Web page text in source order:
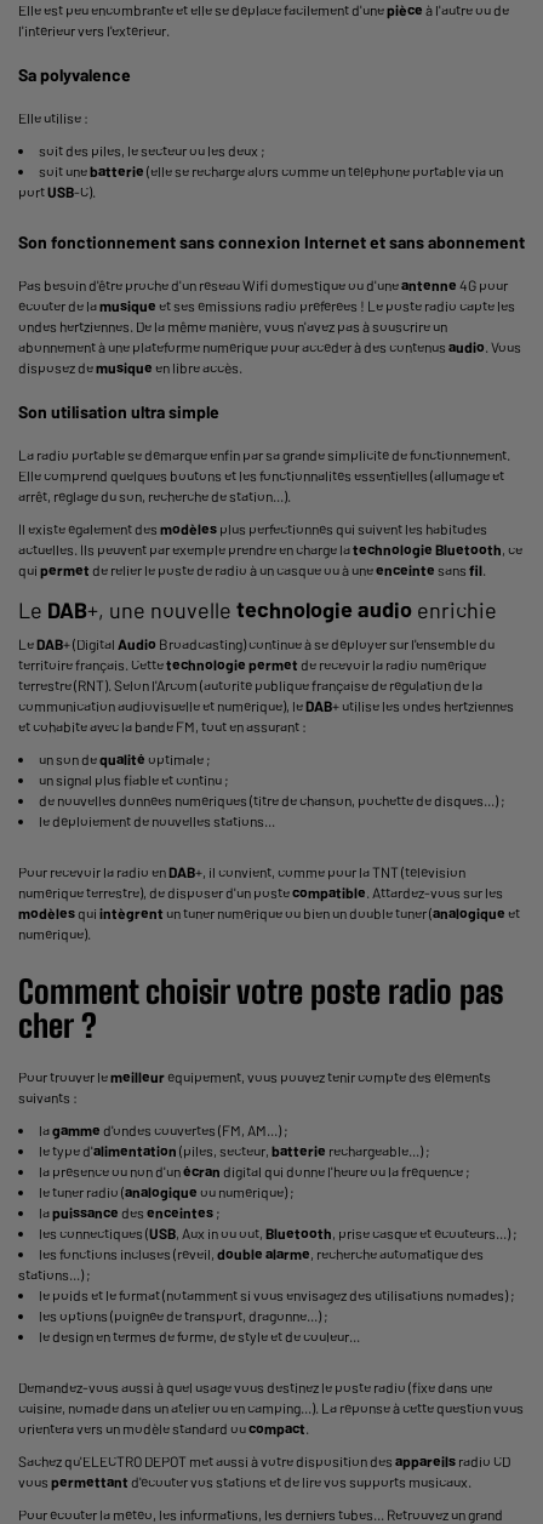
Elle est peu encombrante et elle se déplace facilement d'unepièce à l'autre ou de
l'intérieur vers l'extérieur.
Sa polyvalence
Elle utilise :
soit des piles, le secteur ou les deux ;
soit unebatterie (elle se recharge alors comme un téléphone portable via un
portUSB-C).
Son fonctionnement sans connexion Internetet sans abonnement
Pas besoin d'être proche d'un réseau Wifi domestique ou d'uneantenne 4G pour
écouter de lamusique et ses émissions radio préférées ! Le poste radio capte les
ondes hertziennes. De la même manière, vous n'avez pas à souscrire un
abonnement à une plateforme numérique pour accéder à des contenus audio. Vous
disposez demusique en libre accès.
Son utilisation ultra simple
La radio portable se démarque enfin par sa grande simplicité de fonctionnement.
Elle comprend quelques boutons et les fonctionnalités essentielles (allumage et
arrêt, réglage du son, recherche de station...).
Il existe également des modèles plus perfectionnés qui suivent les habitudes
actuelles. Ils peuvent par exemple prendre en charge latechnologie Bluetooth, ce
qui permet de relier le poste de radio à un casque ou à uneenceinte sans fil.
Le DAB+, une nouvelle technologie audio enrichie
LeDAB+ (Digital Audio Broadcasting) continue à se déployer sur l'ensemble du
territoire français. Cettetechnologie permet de recevoir la radio numérique
terrestre (RNT). Selon l'Arcom (autorité publique française de régulation de la
communication audiovisuelle et numérique), leDAB+ utilise les ondes hertziennes
et cohabite avec la bande FM, tout en assurant :
un son dequalité optimale ;
un signal plus fiable et continu ;
de nouvelles données numériques (titre de chanson, pochette de disques...) ;
le déploiement de nouvelles stations...
Pour recevoir la radio enDAB+, il convient, comme pour la TNT (télévision
numérique terrestre), de disposer d'un postecompatible. Attardez-vous sur les
modèles qui intègrent un tuner numérique ou bien un double tuner (analogique et
numérique).
Comment choisir votre poste radio pas
cher?
Pour trouver lemeilleuréquipement, vous pouvez tenir compte des éléments
suivants :
lagamme d'ondes couvertes (FM, AM...) ;
le type d'alimentation (piles, secteur, batterie rechargeable...) ;
la présence ou non d'unécran digital qui donne l'heure ou la fréquence ;
le tuner radio (analogique ou numérique) ;
lapuissance des enceintes ;
les connectiques (USB, Aux in ou out, Bluetooth, prise casque et écouteurs...) ;
les fonctions incluses (réveil, double alarme, recherche automatique des
stations...) ;
le poids et le format (notamment si vous envisagez des utilisations nomades) ;
les options (poignée de transport, dragonne...) ;
le design en termes de forme, de style et de couleur...
Demandez-vous aussi à quel usage vous destinez le poste radio (fixe dans une
cuisine, nomade dans un atelier ou en camping...). La réponse à cette question vous
orientera vers un modèle standard oucompact.
Sachez qu'ELECTRO DEPOT met aussi à votre disposition des appareils radio CD
vous permettant d'écouter vos stations et de lire vos supports musicaux.
Pour écouter la météo, les informations, les derniers tubes... Retrouvez un grand